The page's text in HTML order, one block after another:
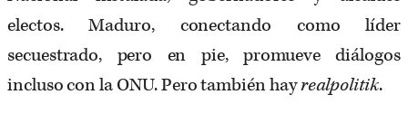
electos. Maduro, conectando como líder
secuestrado, pero en pie, promueve diálogos
incluso con la ONU. Pero también hayrealpolitik.